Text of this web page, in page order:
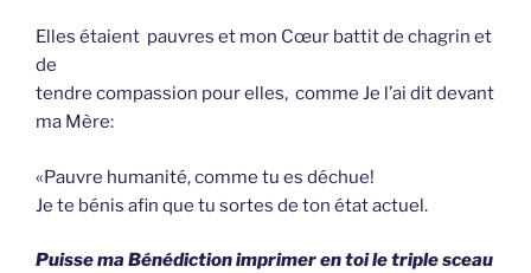
Elles étaient pauvres et mon Cœur battit de chagrin et
de
tendre compassion pour elles, comme Je l’ai dit devant
ma Mère:
«Pauvre humanité, comme tu es déchue!
Je te bénis afin que tu sortes de ton état actuel.
Puisse ma Bénédiction imprimer en toi le triple sceau